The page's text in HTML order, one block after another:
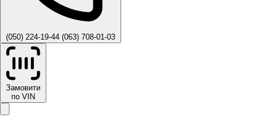
(050) 224-19-44 (063) 708-01-03
Замовити
по VIN